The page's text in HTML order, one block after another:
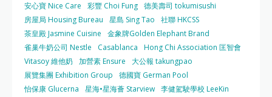
安心寶 Nice Care
彩豐 Choi Fung 德美壽司 tokumisushi
房屋局 Housing Bureau
星島 Sing Tao
社聯 HKCSS
茶皇殿 Jasmine Cuisine
金象牌Golden Elephant Brand
雀巢牛奶公司 Nestle
Casablanca
Hong Chi Association 匡智會
Vitasoy 維他奶
加營素 Ensure
大公報 takungpao
展覽集團 Exhibition Group
德國寶 German Pool
怡保康 Glucerna
星海•星海薈 Starview 李健駕駛學校 LeeKin